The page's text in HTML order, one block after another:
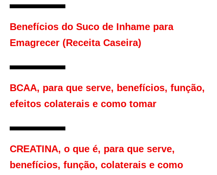
Benefícios do Suco de Inhame para
Emagrecer (Receita Caseira)
BCAA, para que serve, benefícios, função,
efeitos colaterais e como tomar
CREATINA, o que é, para que serve,
benefícios, função, colaterais e como